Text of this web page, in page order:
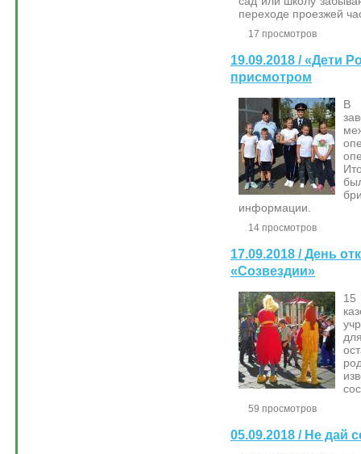
переходе проезжей
17 просмотров
19.09.2018 / «Дети
присмотром
В
информации.
14 просмотров
17.09.2018 / День
«Созвездии»
15
59 просмотров
05.09.2018 / Не дай